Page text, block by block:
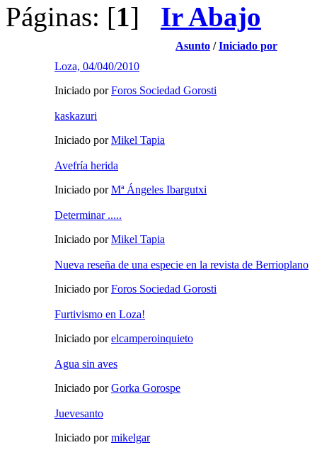
Páginas: [1] Ir Abajo
Asunto /Iniciado por
Loza, 04/040/2010
Iniciado porForos Sociedad Gorosti
kaskazuri
Iniciado porMikel Tapia
Avefría herida
Iniciado porMª Ángeles Ibargutxi
Determinar .....
Iniciado porMikel Tapia
Nueva reseña de una especie en la revista de Berrioplano
Iniciado porForos Sociedad Gorosti
Furtivismo en Loza!
Iniciado porelcamperoinquieto
Agua sin aves
Iniciado porGorka Gorospe
Juevesanto
Iniciado pormikelgar